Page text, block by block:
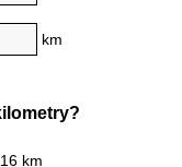
km
km